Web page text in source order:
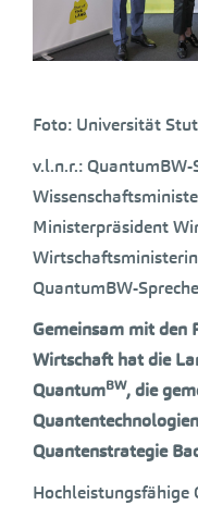
Foto: Universität
v.l.n.r.:
Ministerpräsident
QuantumBW-
Gemeinsam mit den
Wirtschaft hat die
QuantumBW, die
Quantenstrategie
Hochleistungsfähige